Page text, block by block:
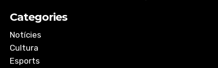
Categories
Notícies
Cultura
Esports